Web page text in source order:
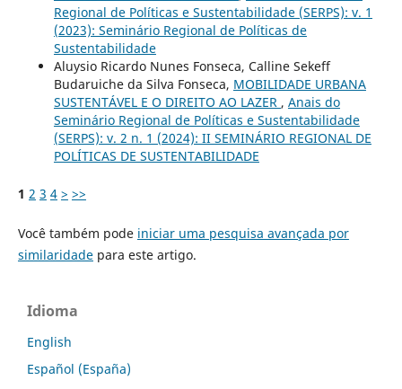
Regional de Políticas e Sustentabilidade (SERPS): v. 1
(2023): Seminário Regional de Políticas de
Sustentabilidade
Aluysio Ricardo Nunes Fonseca, Calline Sekeff
Budaruiche da Silva Fonseca, MOBILIDADE URBANA
SUSTENTÁVEL E O DIREITO AO LAZER , Anais do
Seminário Regional de Políticas e Sustentabilidade
(SERPS): v. 2 n. 1 (2024): II SEMINÁRIO REGIONAL DE
POLÍTICAS DE SUSTENTABILIDADE
1 2 3 4 > >>
Você também pode iniciar uma pesquisa avançada por
similaridadepara este artigo.
Idioma
English
Español (España)